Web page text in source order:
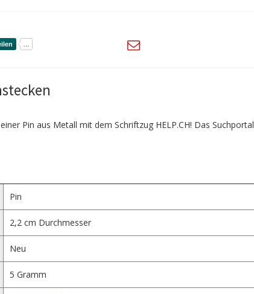
Pin aus Metall mit dem Schriftzug HELP.CH! Das Suchportal
Pin
2,2 cm Durchmesser
Neu
5 Gramm